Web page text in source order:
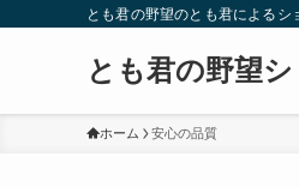
とも君の野望のとも君によるシ
とも君の野望
ホーム 安心の品質